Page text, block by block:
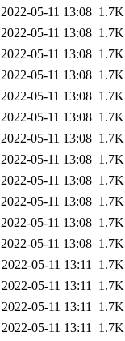
2022-05-11 13:08 1.7K
2022-05-11 13:08 1.7K
2022-05-11 13:08 1.7K
2022-05-11 13:08 1.7K
2022-05-11 13:08 1.7K
2022-05-11 13:08 1.7K
2022-05-11 13:08 1.7K
2022-05-11 13:08 1.7K
2022-05-11 13:08 1.7K
2022-05-11 13:08 1.7K
2022-05-11 13:08 1.7K
2022-05-11 13:08 1.7K
2022-05-11 13:11 1.7K
2022-05-11 13:11 1.7K
2022-05-11 13:11 1.7K
2022-05-11 13:11 1.7K